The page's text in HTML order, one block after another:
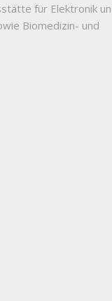
für Elektronik
Biomedizin- und